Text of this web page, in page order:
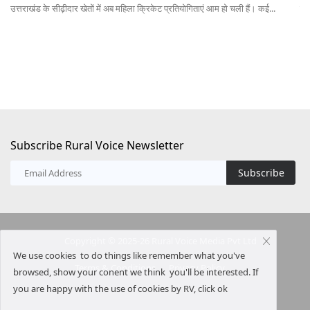
पेमेंट एंड सेटलमेंट सिस्टम्स एक्ट में प्रस्तावित संशोधन से भविष्य में UPI के जीरो...
Subscribe Rural Voice Newsletter
Subscribe
Terms & Conditions Privacy Policy
We use cookies to do things like remember what you've
browsed, show your conent we think you'll be interested. If
you are happy with the use of cookies by RV, click ok